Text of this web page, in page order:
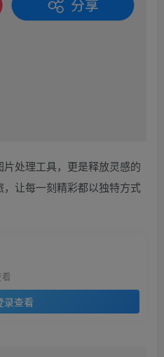
处理工具，更是释放灵感的
让每一刻精彩都以独特方式
录查看